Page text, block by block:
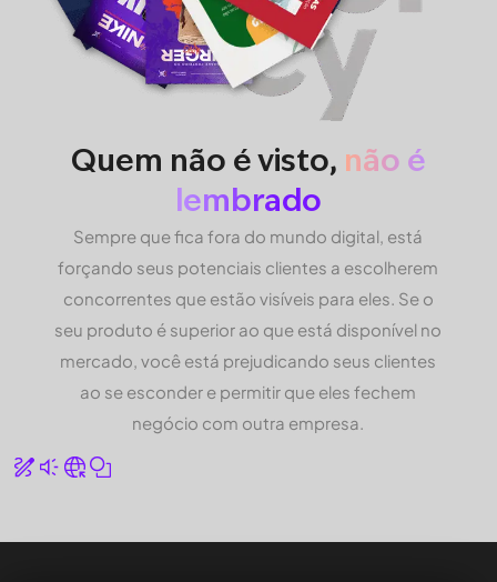
Quem não é visto, não é
lembrado
Sempre que fica fora do mundo digital, está
forçando seus potenciais clientes a escolherem
concorrentes que estão visíveis para eles. Se o
seu produto é superior ao que está disponível no
mercado, você está prejudicando seus clientes
ao se esconder e permitir que eles fechem
negócio com outra empresa.